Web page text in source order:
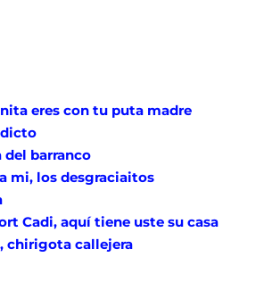
eres con tu puta madre
barranco
mi, los desgraciaitos
Cadi, aquí tiene uste su casa
chirigota callejera